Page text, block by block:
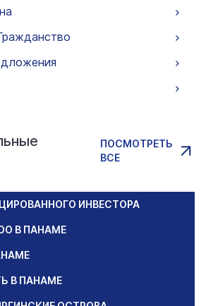
ПОСМОТРЕТЬ
ВСЕ
ИНВЕСТОРА
В ПАНАМЕ
В ПАНАМЕ